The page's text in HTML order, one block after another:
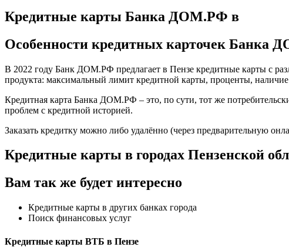
Кредитные карты Банка ДОМ.РФ в
Особенности кредитных карточек Банка
В 2022 году Банк ДОМ.РФ предлагает в Пензе кредитные карты с
продукта: максимальный лимит кредитной карты, проценты,
Кредитная карта Банка ДОМ.РФ – это, по сути, тот же
проблем с кредитной историей.
Заказать кредитку можно либо удалённо (через предварительную
Кредитные карты в городах Пензенской
Вам так же будет интересно
Кредитные карты в других банках города
Поиск финансовых услуг
Кредитные карты ВТБ в Пензе